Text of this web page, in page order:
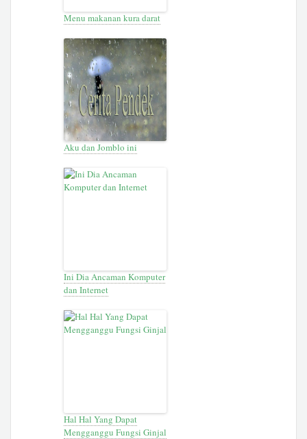
Menu makanan kura darat
Aku dan Jomblo ini
Ini Dia Ancaman Komputer
dan Internet
Hal Hal Yang Dapat
Mengganggu Fungsi Ginjal